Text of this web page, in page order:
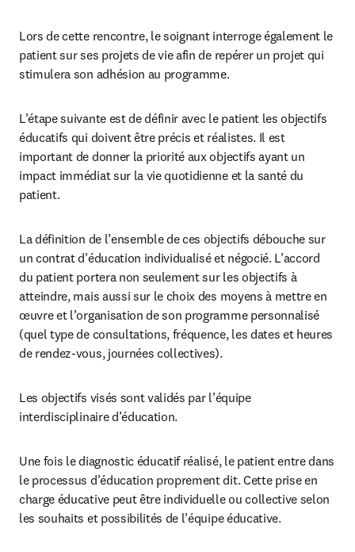
Lors de cette rencontre, le soignant interroge également le
patient sur ses projets de vie afin de repérer un projet qui
stimulera son adhésion au programme.
L’étape suivante est de définir avec le patient les objectifs
éducatifs qui doivent être précis et réalistes. Il est
important de donner la priorité aux objectifs ayant un
impact immédiat sur la vie quotidienne et la santé du
patient.
La définition de l’ensemble de ces objectifs débouche sur
un contrat d’éducation individualisé et négocié. L’accord
du patient portera non seulement sur les objectifs à
atteindre, mais aussi sur le choix des moyens à mettre en
œuvre et l’organisation de son programme personnalisé
(quel type de consultations, fréquence, les dates et heures
de rendez-vous, journées collectives).
Les objectifs visés sont validés par l’équipe
interdisciplinaire d’éducation.
Une fois le diagnostic éducatif réalisé, le patient entre dans
le processus d’éducation proprement dit. Cette prise en
charge éducative peut être individuelle ou collective selon
les souhaits et possibilités de l’équipe éducative.